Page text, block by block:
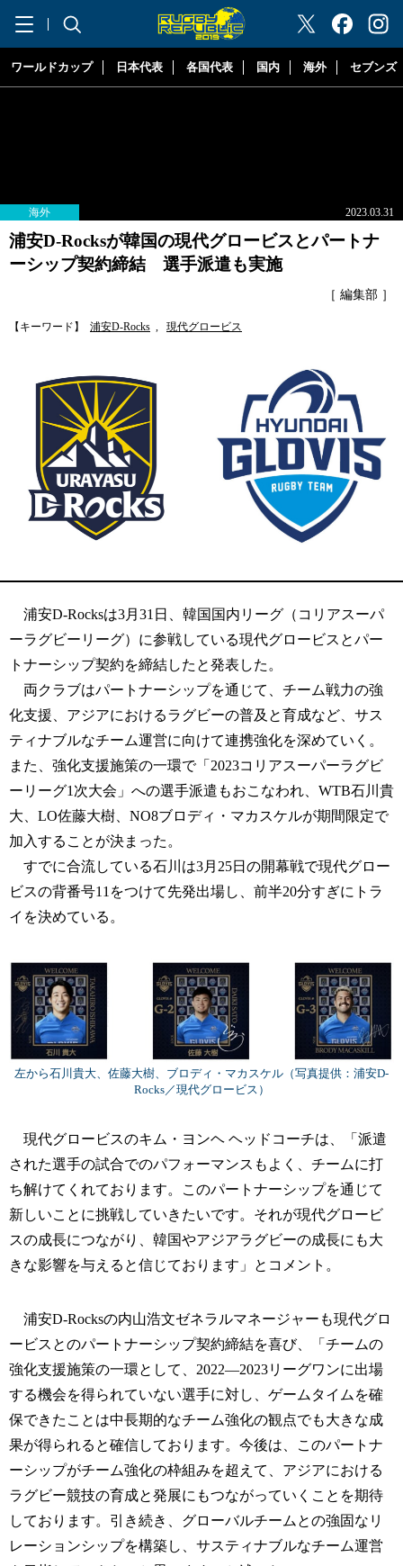
"ラグビーリパブリック"
ワールドカップ 日本代表 各国代表 国内 海外 セブンズ
海外 2023.03.31
浦安D-Rocksが韓国の現代グロービスとパートナ
ーシップ契約締結 選手派遣も実施
［ 編集部 ］
【キーワード】 浦安D-Rocks , 現代グロービス
浦安D-Rocksは3月31日、韓国国内リーグ（コリアスーパ
ーラグビーリーグ）に参戦している現代グロービスとパー
トナーシップ契約を締結したと発表した。
両クラブはパートナーシップを通じて、チーム戦力の強
化支援、アジアにおけるラグビーの普及と育成など、サス
ティナブルなチーム運営に向けて連携強化を深めていく。
また、強化支援施策の一環で「2023コリアスーパーラグビ
ーリーグ1次大会」への選手派遣もおこなわれ、WTB石川貴
大、LO佐藤大樹、NO8ブロディ・マカスケルが期間限定で
加入することが決まった。
すでに合流している石川は3月25日の開幕戦で現代グロー
ビスの背番号11をつけて先発出場し、前半20分すぎにトラ
イを決めている。
左から石川貴大、佐藤大樹、ブロディ・マカスケル（写真提供：浦安D-
Rocks／現代グロービス）
現代グロービスのキム・ヨンヘ ヘッドコーチは、「派遣
された選手の試合でのパフォーマンスもよく、チームに打
ち解けてくれております。このパートナーシップを通じて
新しいことに挑戦していきたいです。それが現代グロービ
スの成長につながり、韓国やアジアラグビーの成長にも大
きな影響を与えると信じております」とコメント。
浦安D-Rocksの内山浩文ゼネラルマネージャーも現代グロ
ービスとのパートナーシップ契約締結を喜び、「チームの
強化支援施策の一環として、2022―2023リーグワンに出場
する機会を得られていない選手に対し、ゲームタイムを確
保できたことは中長期的なチーム強化の観点でも大きな成
果が得られると確信しております。今後は、このパートナ
ーシップがチーム強化の枠組みを超えて、アジアにおける
ラグビー競技の育成と発展にもつながっていくことを期待
しております。引き続き、グローバルチームとの強固なリ
レーションシップを構築し、サスティナブルなチーム運営